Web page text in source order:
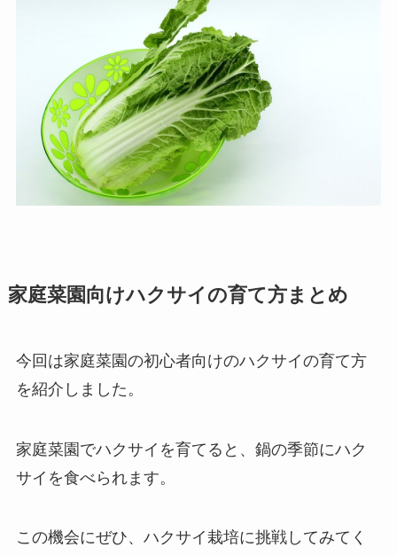
家庭菜園向けハクサイの育て方まとめ
今回は家庭菜園の初心者向けのハクサイの育て方
を紹介しました。
家庭菜園でハクサイを育てると、鍋の季節にハク
サイを食べられます。
この機会にぜひ、ハクサイ栽培に挑戦してみてく